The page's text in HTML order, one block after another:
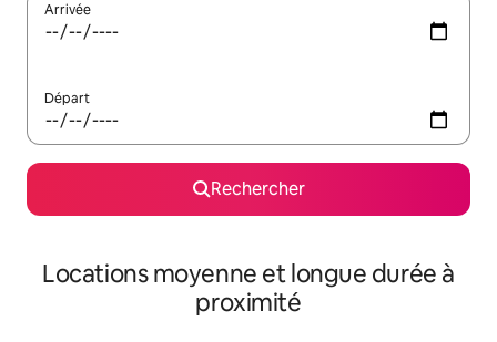
Arrivée
Départ
Rechercher
Locations moyenne et longue durée à
proximité